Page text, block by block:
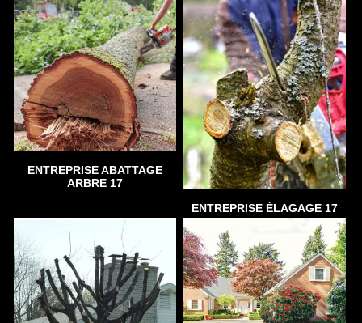
ENTREPRISE ABATTAGE
ARBRE 17
ENTREPRISE ÉLAGAGE 17